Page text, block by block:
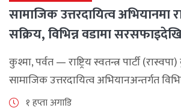
सामाजिक उत्तरदायित्व अभियानमा
सक्रिय, विभिन्न वडामा
कार्यक्रम
कुश्मा, पर्वत — राष्ट्रिय स्वतन्त्र पार्टी
सामाजिक उत्तरदायित्व अभियानअन्तर्गत
समुदाय केन्द्रित र सेवामूलक कार्यक्रम
१ हप्ता अगाडि